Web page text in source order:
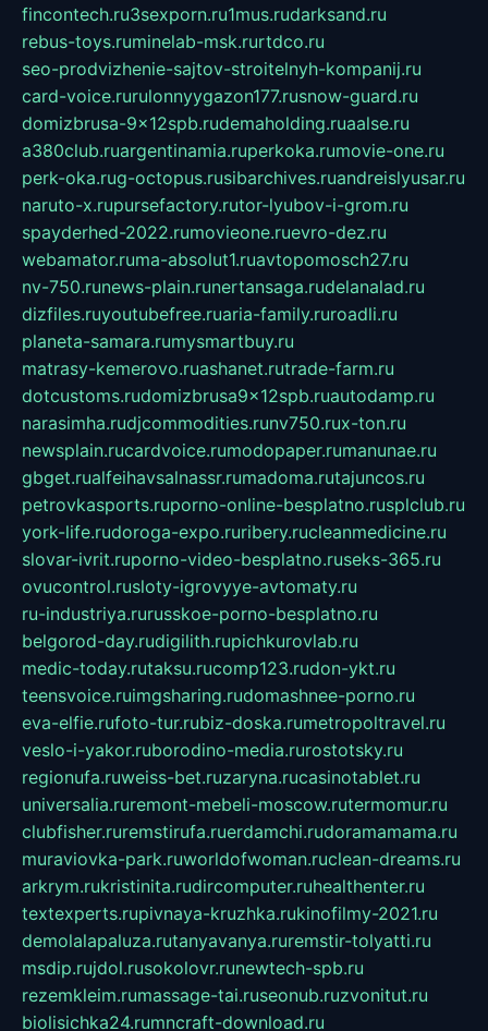
fincontech.ru3sexporn.ru1mus.rudarksand.ru
rebus-toys.ruminelab-msk.rurtdco.ru
seo-prodvizhenie-sajtov-stroitelnyh-kompanij.ru
card-voice.rurulonnyygazon177.rusnow-guard.ru
domizbrusa-9x12spb.rudemaholding.ruaalse.ru
a380club.ruargentinamia.ruperkoka.rumovie-one.ru
perk-oka.rug-octopus.rusibarchives.ruandreislyusar.ru
naruto-x.rupursefactory.rutor-lyubov-i-grom.ru
spayderhed-2022.rumovieone.ruevro-dez.ru
webamator.ruma-absolut1.ruavtopomosch27.ru
nv-750.runews-plain.runertansaga.rudelanalad.ru
dizfiles.ruyoutubefree.ruaria-family.ruroadli.ru
planeta-samara.rumysmartbuy.ru
matrasy-kemerovo.ruashanet.rutrade-farm.ru
dotcustoms.rudomizbrusa9x12spb.ruautodamp.ru
narasimha.rudjcommodities.runv750.rux-ton.ru
newsplain.rucardvoice.rumodopaper.rumanunae.ru
gbget.rualfeihavsalnassr.rumadoma.rutajuncos.ru
petrovkasports.ruporno-online-besplatno.rusplclub.ru
york-life.rudoroga-expo.ruribery.rucleanmedicine.ru
slovar-ivrit.ruporno-video-besplatno.ruseks-365.ru
ovucontrol.rusloty-igrovyye-avtomaty.ru
ru-industriya.rurusskoe-porno-besplatno.ru
belgorod-day.rudigilith.rupichkurovlab.ru
medic-today.rutaksu.rucomp123.rudon-ykt.ru
teensvoice.ruimgsharing.rudomashnee-porno.ru
eva-elfie.rufoto-tur.rubiz-doska.rumetropoltravel.ru
veslo-i-yakor.ruborodino-media.rurostotsky.ru
regionufa.ruweiss-bet.ruzaryna.rucasinotablet.ru
universalia.ruremont-mebeli-moscow.rutermomur.ru
clubfisher.ruremstirufa.ruerdamchi.rudoramamama.ru
muraviovka-park.ruworldofwoman.ruclean-dreams.ru
arkrym.rukristinita.rudircomputer.ruhealthenter.ru
textexperts.rupivnaya-kruzhka.rukinofilmy-2021.ru
demolalapaluza.rutanyavanya.ruremstir-tolyatti.ru
msdip.rujdol.rusokolovr.runewtech-spb.ru
rezemkleim.rumassage-tai.ruseonub.ruzvonitut.ru
biolisichka24.rumncraft-download.ru